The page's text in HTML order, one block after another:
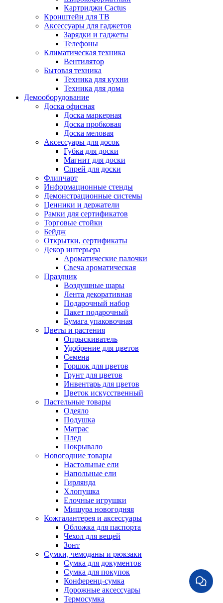
Картриджи Cactus
Кронштейн для ТВ
Аксессуары для гаджетов
Зарядки и гаджеты
Телефоны
Климатическая техника
Вентилятор
Бытовая техника
Техника для кухни
Техника для дома
Демооборудование
Доска офисная
Доска маркерная
Доска пробковая
Доска меловая
Аксессуары для досок
Губка для доски
Магнит для доски
Спрей для доски
Флипчарт
Информационные стенды
Демонстрационные системы
Ценники и держатели
Рамки для сертификатов
Торговые стойки
Бейдж
Открытки, сертификаты
Декор интерьера
Ароматические палочки
Свеча ароматическая
Праздник
Воздушные шары
Лента декоративная
Подарочный набор
Пакет подарочный
Бумага упаковочная
Цветы и растения
Опрыскиватель
Удобрение для цветов
Семена
Горшок для цветов
Грунт для цветов
Инвентарь для цветов
Цветок искусственный
Пастельные товары
Одеяло
Подушка
Матрас
Плед
Покрывало
Новогодние товары
Настольные ели
Напольные ели
Гирлянда
Хлопушка
Елочные игрушки
Мишура новогодняя
Кожгалантерея и аксессуары
Обложка для паспорта
Чехол для вещей
Зонт
Сумки, чемоданы и рюкзаки
Сумка для документов
Сумка для покупок
Конференц-сумка
Дорожные аксессуары
Термосумка